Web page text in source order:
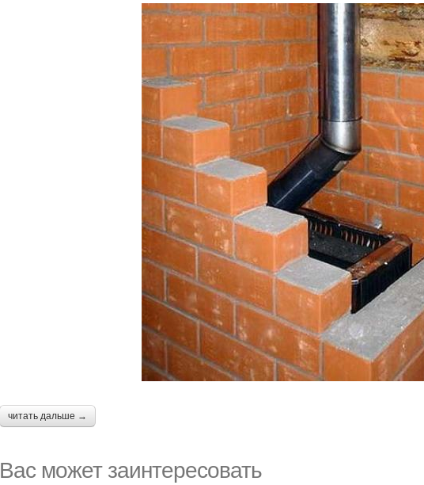
читать дальше →
Вас может заинтересовать